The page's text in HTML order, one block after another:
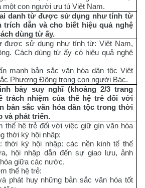
một con người ưu tú Việt Nam.
danh từ được sử dụng như tính từ
trích dẫn và cho biết hiệu quả nghệ
dùng từ ấy.
được sử dụng như tính từ: Việt Nam,
Cách dùng từ ấy có hiệu quả nghệ
mạnh bản sắc văn hóa dân tộc Việt
Phương Đông trong con người Bác.
bày suy nghĩ (khoảng 2/3 trang
trách nhiệm của thế hệ trẻ đối với
bản sắc văn hóa dân tộc trong thời
và phát triển.
thế hệ trẻ đối với việc giữ gìn văn hóa
thời kỳ hội nhập:
thời kỳ hội nhập: các nền kinh tế thế
hội nhập dẫn đến sự giao lưu, ảnh
giữa các nước.
thế hệ trẻ:
phát huy những bản sắc văn hóa tốt